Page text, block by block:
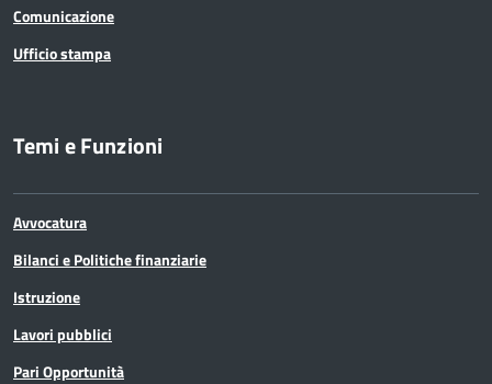
Comunicazione
Ufficio stampa
Temi e Funzioni
Avvocatura
Bilanci e Politiche finanziarie
Istruzione
Lavori pubblici
Pari Opportunità